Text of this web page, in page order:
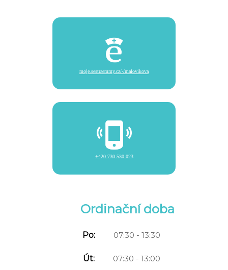
moje.sestraemmy.cz/-/malovikova
+420 730 530 023
Ordinační doba
Po: 07:30 - 13:30
Út: 07:30 - 13:00